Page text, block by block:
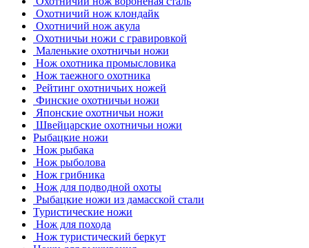
Охотничий нож клондайк
Охотничий нож акула
Охотничьи ножи с гравировкой
Маленькие охотничьи ножи
Нож охотника промысловика
Нож таежного охотника
Рейтинг охотничьих ножей
Финские охотничьи ножи
Японские охотничьи ножи
Швейцарские охотничьи ножи
Рыбацкие ножи
Нож рыбака
Нож рыболова
Нож грибника
Нож для подводной охоты
Рыбацкие ножи из дамасской стали
Туристические ножи
Нож для похода
Нож туристический беркут